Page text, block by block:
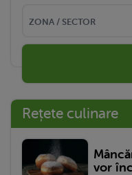
Rețete culinare
vor